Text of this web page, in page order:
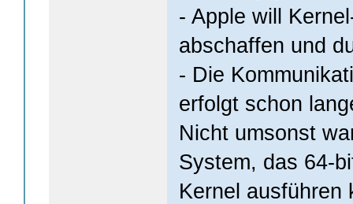
- Apple will
abschaffen und
- Die
erfolgt schon
Nicht umsonst
System, das 64-
Kernel ausführen